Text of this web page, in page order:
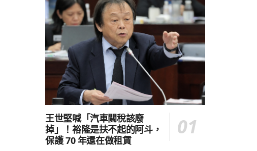
王世堅喊「汽車關稅該廢
掉」！裕隆是扶不起的阿斗，
保護 70 年還在做租賃